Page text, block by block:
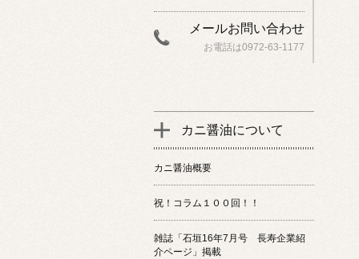
メールお問い合わせ
お電話は0972-63-1177
カニ醤油について
カニ醤油概要
祝！コラム１００回！！
雑誌「石垣16年7月号 長寿企業紹
介ページ」掲載